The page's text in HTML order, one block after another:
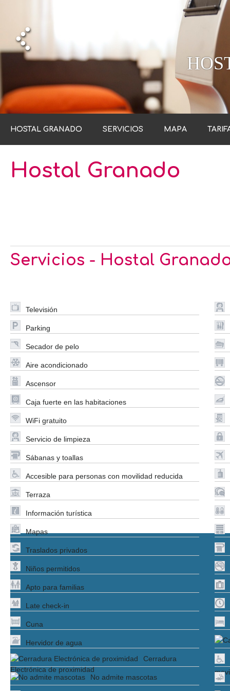
HOSTAL GRANADO SERVICIOS MAPA
Hostal Granado
Servicios - Hostal
Televisión
Parking
Secador de pelo
Aire acondicionado
Ascensor
Caja fuerte en las habitaciones
WiFi gratuito
Servicio de limpieza
Sábanas y toallas
Accesible para personas con movilidad reducida
Terraza
Información turística
Mapas
Traslados privados
Niños permitidos
Apto para familias
Late check-in
Cuna
Hervidor de agua
Cerradura
Electrónica de proximidad
No admite mascotas